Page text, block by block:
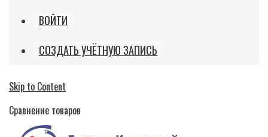
ВОЙТИ
СОЗДАТЬ УЧЁТНУЮ ЗАПИСЬ
Skip to Content
Сравнение товаров